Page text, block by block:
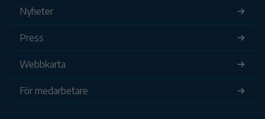
Nyheter
Press
Webbkarta
För medarbetare